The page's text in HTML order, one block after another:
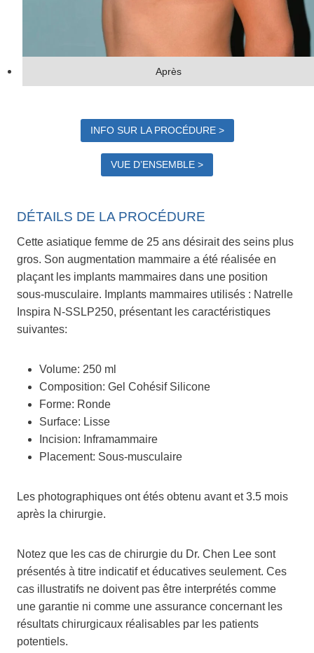
Après
INFO SUR LA PROCÉDURE >
VUE D’ENSEMBLE >
DÉTAILS DE LA PROCÉDURE
Cette asiatique femme de 25 ans désirait des seins plus
gros. Son augmentation mammaire a été réalisée en
plaçant les implants mammaires dans une position
sous-musculaire. Implants mammaires utilisés : Natrelle
Inspira N-SSLP250, présentant les caractéristiques
suivantes:
Volume: 250 ml
Composition: Gel Cohésif Silicone
Forme: Ronde
Surface: Lisse
Incision: Inframammaire
Placement: Sous-musculaire
Les photographiques ont étés obtenu avant et 3.5 mois
après la chirurgie.
Notez que les cas de chirurgie du Dr. Chen Lee sont
présentés à titre indicatif et éducatives seulement. Ces
cas illustratifs ne doivent pas être interprétés comme
une garantie ni comme une assurance concernant les
résultats chirurgicaux réalisables par les patients
potentiels.